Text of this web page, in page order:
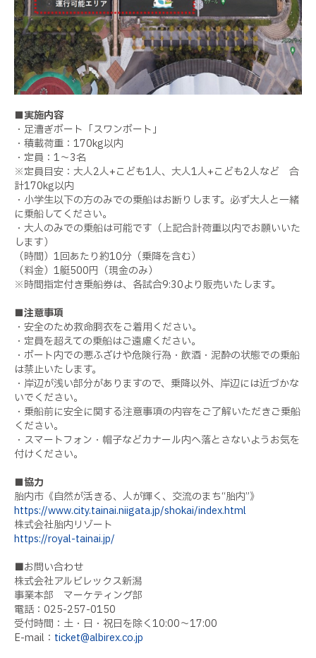
■実施内容
・足漕ぎボート「スワンボート」
・積載荷重：170kg以内
・定員：1～3名
※定員目安：大人2人+こども1人、大人1人+こども2人など 合
計170kg以内
・小学生以下の方のみでの乗船はお断りします。必ず大人と一緒
に乗船してください。
・大人のみでの乗船は可能です（上記合計荷重以内でお願いいた
します）
（時間）1回あたり約10分（乗降を含む）
（料金）1艇500円（現金のみ）
※時間指定付き乗船券は、各試合9:30より販売いたします。
■注意事項
・安全のため救命胴衣をご着用ください。
・定員を超えての乗船はご遠慮ください。
・ボート内での悪ふざけや危険行為・飲酒・泥酔の状態での乗船
は禁止いたします。
・岸辺が浅い部分がありますので、乗降以外、岸辺には近づかな
いでください。
・乗船前に安全に関する注意事項の内容をご了解いただきご乗船
ください。
・スマートフォン・帽子などカナール内へ落とさないようお気を
付けください。
■協力
胎内市《自然が活きる、人が輝く、交流のまち“胎内”》
https://www.city.tainai.niigata.jp/shokai/index.html
株式会社胎内リゾート
https://royal-tainai.jp/
■お問い合わせ
株式会社アルビレックス新潟
事業本部 マーケティング部
電話：025-257-0150
受付時間：土・日・祝日を除く10:00〜17:00
E-mail： ticket@albirex.co.jp